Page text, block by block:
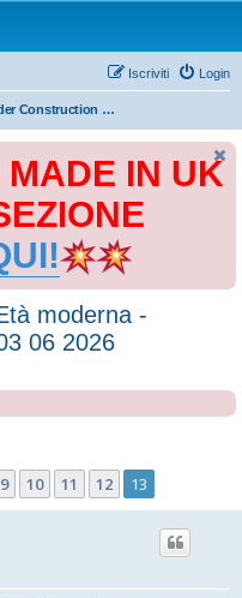
Login
Iscriviti
Under Construction & Painting in Progress
IN UK
moderna -
06 2026
13
9 10 11 12 13